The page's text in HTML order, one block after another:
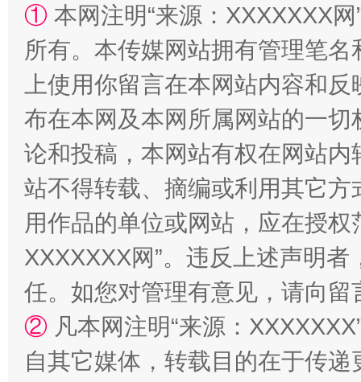
站台名比不上好声名
漫山遍野的桃花与雪山、麦地、白藏房 除
① 本网注明“来源：XXXXXXX
所有。本传媒网站拥有管理笔
上使用你留言在本网站内容和
布在本网及本网所属网站的一
论和投稿，本网站有权在网站
站不得转载、摘编或利用其它
用作品的单位或网站，应在授
XXXXXXX网”。违反上述声明
任。如您对管理有意见，请向
② 凡本网注明“来源：
自其它媒体，转载目的在于传